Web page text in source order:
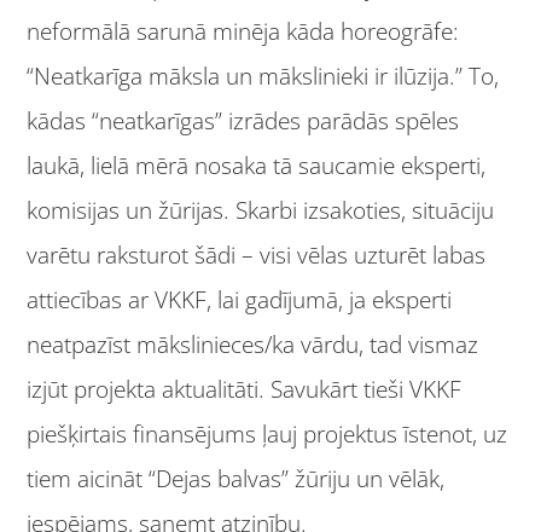
neformālā sarunā minēja kāda horeogrāfe:
“Neatkarīga māksla un mākslinieki ir ilūzija.” To,
kādas “neatkarīgas” izrādes parādās spēles
laukā, lielā mērā nosaka tā saucamie eksperti,
komisijas un žūrijas. Skarbi izsakoties, situāciju
varētu raksturot šādi – visi vēlas uzturēt labas
attiecības ar VKKF, lai gadījumā, ja eksperti
neatpazīst mākslinieces/ka vārdu, tad vismaz
izjūt projekta aktualitāti. Savukārt tieši VKKF
piešķirtais finansējums ļauj projektus īstenot, uz
tiem aicināt “Dejas balvas” žūriju un vēlāk,
iespējams, saņemt atzinību.